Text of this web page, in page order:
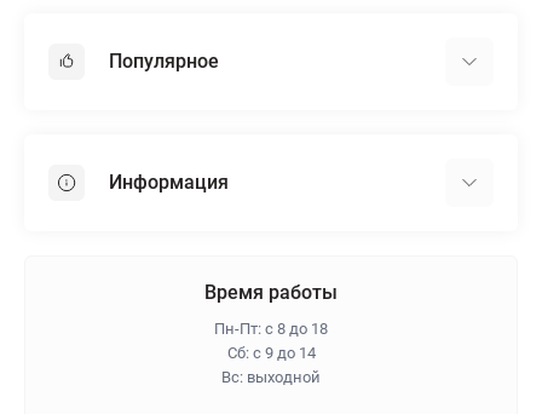
Популярное
Пенопласт
Информация
Время работы
Пн-Пт: с 8 до 18
Сб: с 9 до 14
Вс: выходной